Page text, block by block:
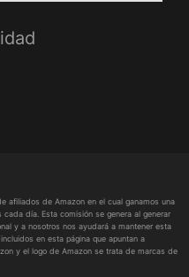
afiliados de Amazon en el cual ganamos una
día. Esta comisión se genera al generar
y a nosotros nos ayudará a mantener esta
en esta página que apuntan a
y el logo de Amazon se trata de marcas de